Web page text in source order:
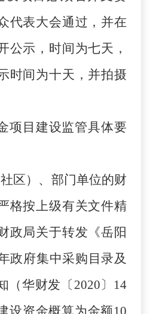
代表大会通过，并在
公示，时间为七天，
时间为十天，并拍摄
项目建设监管具体要
区）、部门单位的财
格按上级有关文件精
政局关于转发《岳阳
政府集中采购目录及
（华财发〔2020〕14
设资金概算为金额10